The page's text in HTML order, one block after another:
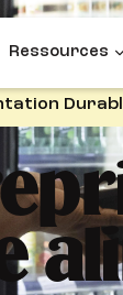
Ressources